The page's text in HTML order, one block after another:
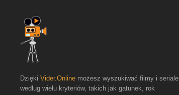
Dzięki Vider.Online możesz wyszukiwać filmy i seriale
według wielu kryteriów, takich jak gatunek, rok